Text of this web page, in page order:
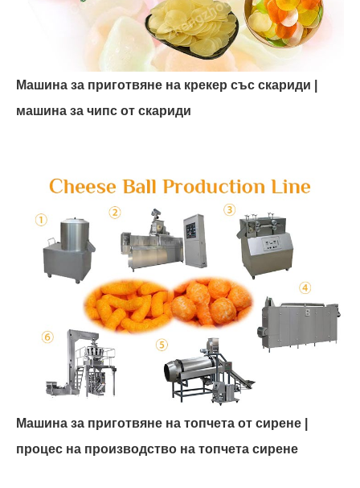
Машина за приготвяне на крекер със скариди |
машина за чипс от скариди
Машина за приготвяне на топчета от сирене |
процес на производство на топчета сирене